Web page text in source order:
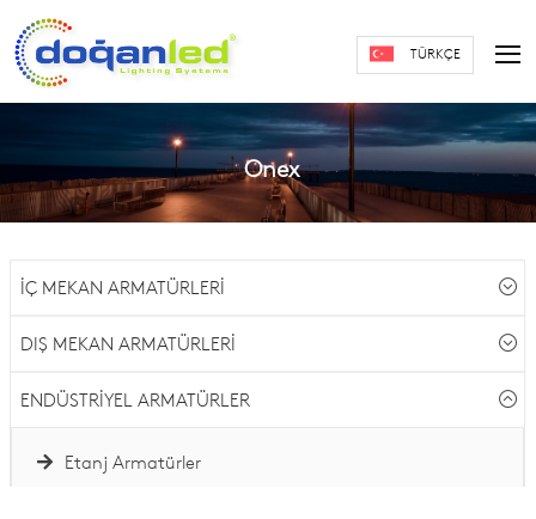
TÜRKÇE
Onex
İÇ MEKAN ARMATÜRLERİ
DIŞ MEKAN ARMATÜRLERİ
ENDÜSTRİYEL ARMATÜRLER
Etanj Armatürler